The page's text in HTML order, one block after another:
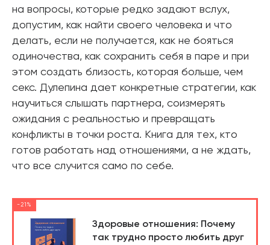
на вопросы, которые редко задают вслух,
допустим, как найти своего человека и что
делать, если не получается, как не бояться
одиночества, как сохранить себя в паре и при
этом создать близость, которая больше, чем
секс. Дулепина дает конкретные стратегии, как
научиться слышать партнера, соизмерять
ожидания с реальностью и превращать
конфликты в точки роста. Книга для тех, кто
готов работать над отношениями, а не ждать,
что все случится само по себе.
-21%
Здоровые отношения: Почему
так трудно просто любить друг